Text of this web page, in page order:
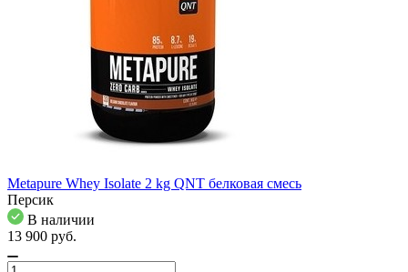
Metapure Whey Isolate 2 kg QNT белковая смесь
Персик
В наличии
13 900 pуб.